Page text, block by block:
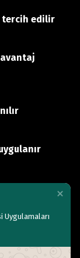
Uygulamaları
tercih edilir
edilir